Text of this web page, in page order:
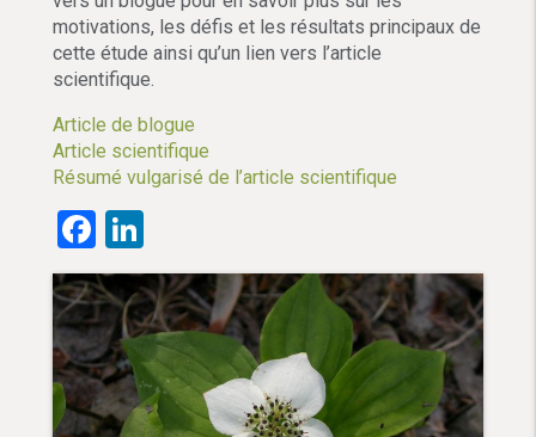
motivations, les défis et les résultats principaux de
cette étude ainsi qu’un lien vers l’article
scientifique.
Article de blogue
Article scientifique
Résumé vulgarisé de l’article scientifique
Facebook